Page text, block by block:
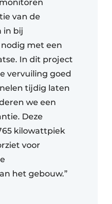
van de
in bij
met een
In dit project
vervuiling goed
tijdig laten
we een
Deze
kilowattpiek
voor
het gebouw.”